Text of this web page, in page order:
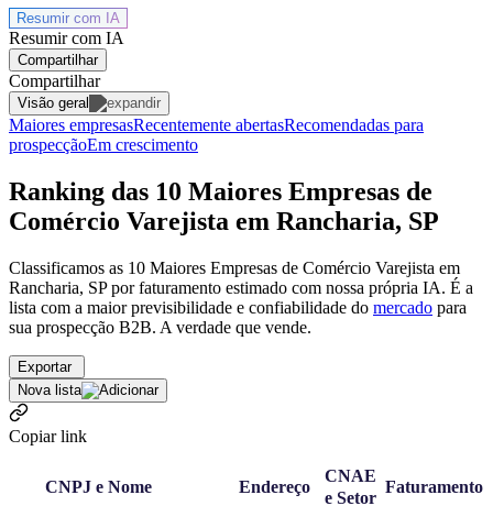
Resumir com IA
Resumir com IA
Compartilhar
Compartilhar
Visão geral
Maiores empresasRecentemente abertasRecomendadas para
prospecçãoEm crescimento
Ranking das 10 Maiores Empresas de
Comércio Varejista em Rancharia, SP
Classificamos as 10 Maiores Empresas de Comércio Varejista em
Rancharia, SP por faturamento estimado com nossa própria IA. É a
lista com a maior previsibilidade e confiabilidade do mercado para
sua prospecção B2B. A verdade que vende.
Exportar
Nova lista
Copiar link
CNPJ e Nome Endereço
CNAE
e Setor
Faturamento